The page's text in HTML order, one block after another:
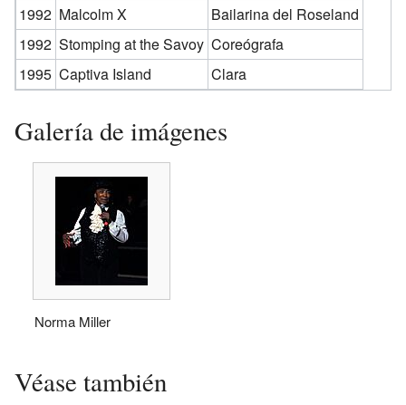
1992 Malcolm X
Bailarina del Roseland
1992 Stomping at the Savoy Coreógrafa
1995 Captiva Island Clara
Galería de imágenes
Norma Miller
Véase también